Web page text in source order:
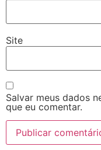
Site
Salvar meus dados
que eu comentar.